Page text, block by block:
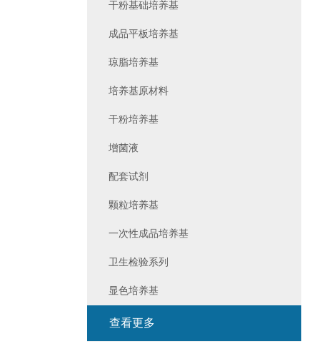
干粉基础培养基
成品平板培养基
琼脂培养基
培养基原材料
干粉培养基
增菌液
配套试剂
颗粒培养基
一次性成品培养基
卫生检验系列
显色培养基
查看更多